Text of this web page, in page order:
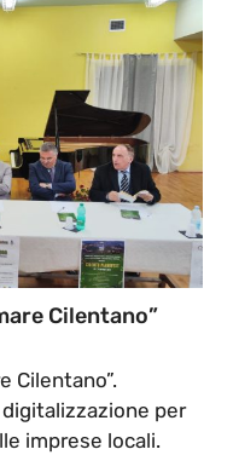
Cilentano”
Cilentano”.
per
imprese locali.